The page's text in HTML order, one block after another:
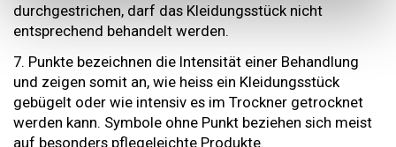
durchgestrichen, darf das Kleidungsstück nicht
entsprechend behandelt werden.
7. Punkte bezeichnen die Intensität einer Behandlung
und zeigen somit an, wie heiss ein Kleidungsstück
gebügelt oder wie intensiv es im Trockner getrocknet
werden kann. Symbole ohne Punkt beziehen sich meist
auf besonders pflegeleichte Produkte.